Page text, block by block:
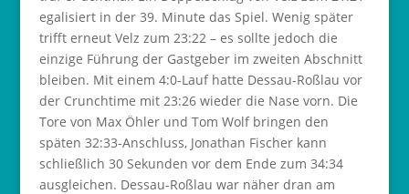
egalisiert in der 39. Minute das Spiel. Wenig später
trifft erneut Velz zum 23:22 – es sollte jedoch die
einzige Führung der Gastgeber im zweiten Abschnitt
bleiben. Mit einem 4:0-Lauf hatte Dessau-Roßlau vor
der Crunchtime mit 23:26 wieder die Nase vorn. Die
Tore von Max Öhler und Tom Wolf bringen den
späten 32:33-Anschluss, Jonathan Fischer kann
schließlich 30 Sekunden vor dem Ende zum 34:34
ausgleichen. Dessau-Roßlau war näher dran am